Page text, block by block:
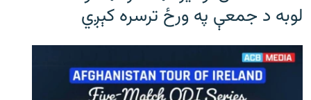
لوبه د جمعې په ورځ ترسره کېږي